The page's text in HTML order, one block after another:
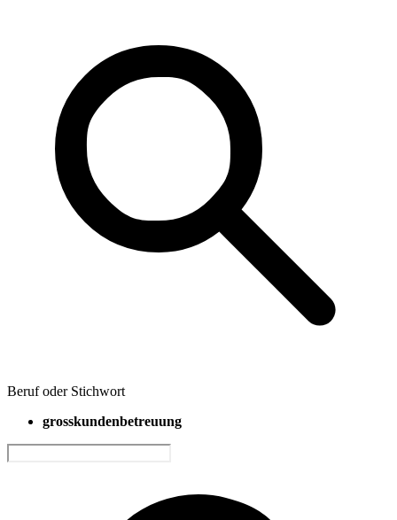
Beruf oder Stichwort
grosskundenbetreuung